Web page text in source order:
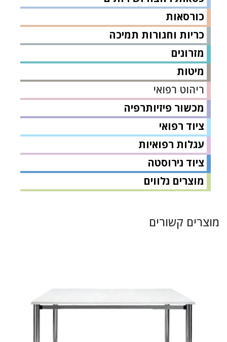
כורסאות
כריות וחגורות תמיכה
מזרונים
מיטות
ריהוט רפואי
מכשור פיזיותרפיה
ציוד רפואי
עגלות רפואיות
ציוד נירוסטה
מוצרים נלווים
מוצרים קשורים